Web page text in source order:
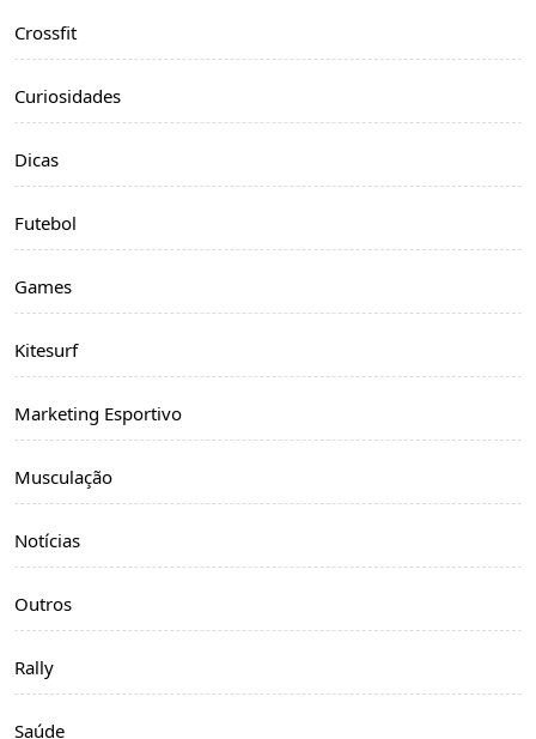
Crossfit
Curiosidades
Dicas
Futebol
Games
Kitesurf
Marketing Esportivo
Musculação
Notícias
Outros
Rally
Saúde